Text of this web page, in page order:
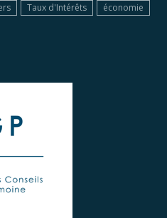
Taux d'Intérêts économie